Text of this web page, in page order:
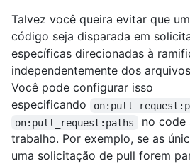
Talvez você queira evitar que
código seja disparada em
específicas direcionadas à
independentemente dos
Você pode configurar isso
especificando
on:pull_request:paths
no code
trabalho. Por exemplo, se as
uma solicitação de pull forem